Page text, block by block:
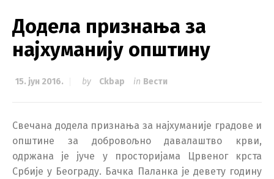
Додела признања за
најхуманију општину
15. јун 2016. by Ckbap in Вести
Свечана додела признања за најхуманије градове и
општине за добровољно давалаштво крви,
одржана је јуче у просторијама Црвеног крста
Србије у Београду. Бачка Паланка је девету годину